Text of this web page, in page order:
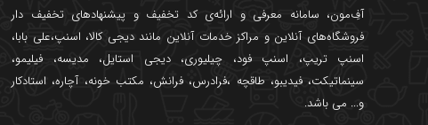
آفِ‌مون، سامانه معرفی و ارائه‌یکد تخفیف و پیشنهادهای تخفیف دار
فروشگاه‌های آنلاین و مراکز خدمات آنلاین ماننددیجی کالا، اسنپ،علی بابا،
اسنپ تریپ، اسنپ فود، چیلیوری،دیجی استایل، مدیسه، فیلیمو،
سینماتیکت،فیدیبو، طاقچه ،فرادرس، فرانش، مکتب خونه،آچاره، استادکار
و... می باشد.